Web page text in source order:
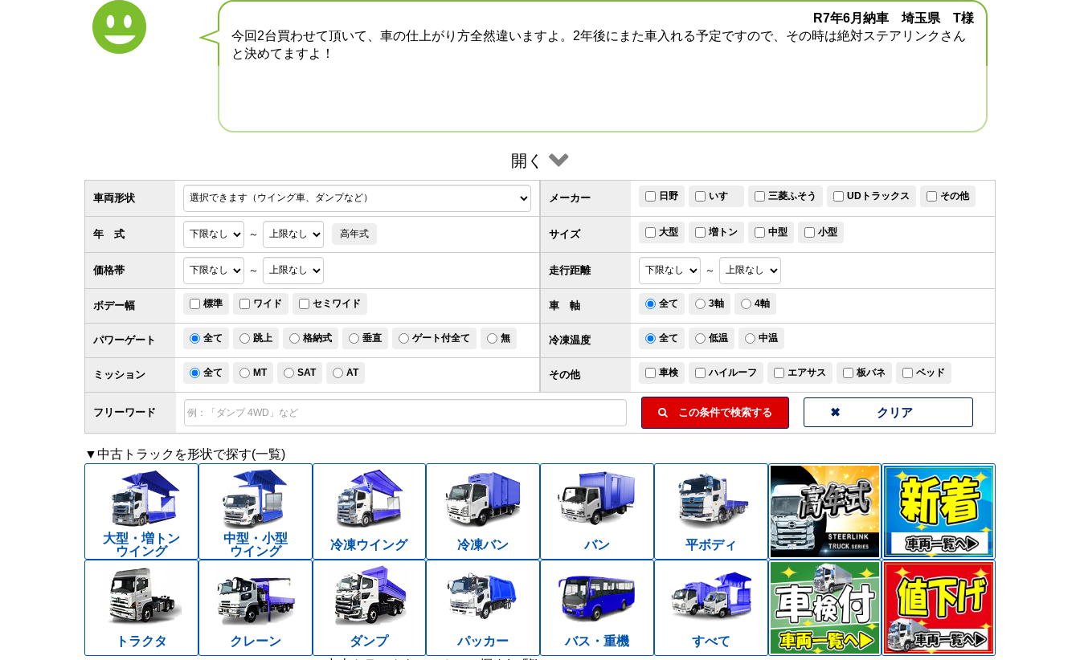
R7年6月納車 埼玉県 T様
今回2台買わせて頂いて、車の仕上がり方全然違いますよ。2年後にまた車入れる予定ですので、その時は絶対ステアリンクさん
と決めてますよ！
開く
車両形状
サイズ 大型 増トン 中型 小型
価格帯 ～
フリーワード この条件で検索する
メーカー 日野 いすゞ 三菱ふそう UDトラックス その他
年 式 ～ 高年式
走行距離 ～
ボデー幅 標準 ワイド セミワイド 車 軸 全て 3軸 4軸
パワーゲート 全て 跳上 格納式 垂直 ゲート付全て 無 冷凍温度 全て 低温 中温
ミッション 全て MT SAT AT その他 車検 ハイルーフ エアサス 板バネ ベッド
▼中古トラックを形状で探す(一覧)
大型・増トン
ウイング
中型・小型
ウイング
冷凍ウイング 冷凍バン バン 平ボディ
トラクタ クレーン ダンプ パッカー バス・重機
すべて